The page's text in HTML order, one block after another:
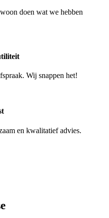
doen wat we hebben
Wij snappen het!
en kwalitatief advies.